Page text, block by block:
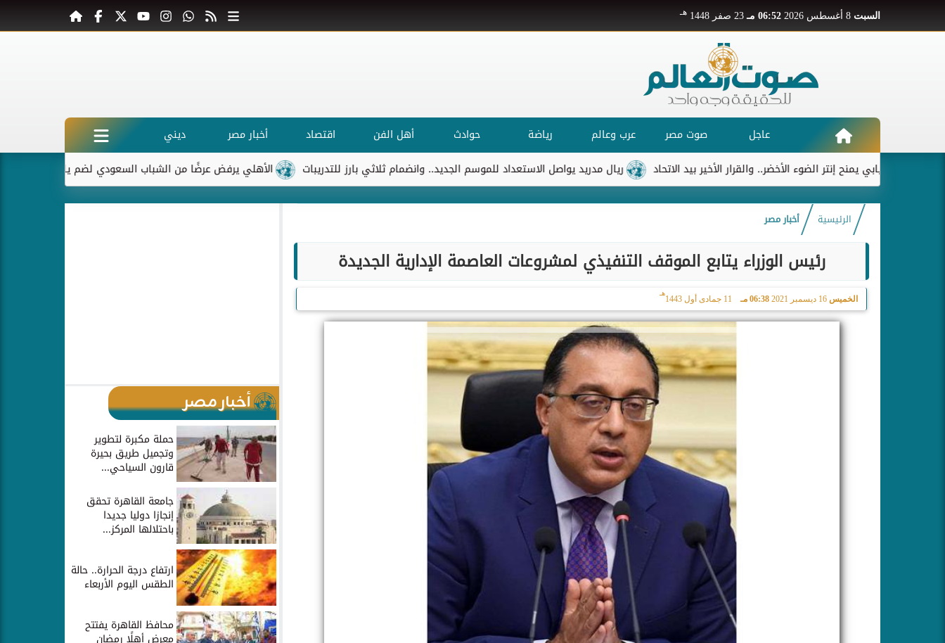
السبت 06:52 مـ 23 صفر 1448 هـ
عاجل صوت مصر عرب وعالم رياضة حوادث أهل الفن اقتصاد أخبار مصر
ديني
الأهلي يرفض عرضًا من الشباب السعودي لضم ياسر إبراهيم ريال مدريد يواصل الاستعداد للموسم الجديد.. وانضمام ثلاثي بارز للتدريبات ديابي يمنح إنتر الضوء الأخضر.. والقرار الأخير بيد الاتحاد
الرئيسية أخبار مصر
رئيس الوزراء يتابع الموقف التنفيذي لمشروعات العاصمة الإدارية الجديدة
الخميس 16 ديسمبر 2021 06:38 مـ 11 جمادى أول 1443
هـ
أخبار مصر
حملة مكبرة لتطوير
وتجميل طريق بحيرة
قارون السياحي...
جامعة القاهرة تحقق
إنجازا دوليا جديدا
باحتلالها المركز...
ارتفاع درجة الحرارة.. حالة
الطقس اليوم الأربعاء
محافظ القاهرة يفتتح
معرض أهلًا رمضان